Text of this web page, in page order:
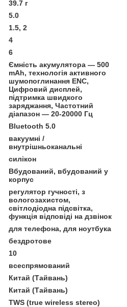
39.7 г
5.0
1.5, 2
4
6
Ємність акумулятора — 500
mAh, технологія активного
шумопоглинання ENC,
Цифровий дисплей,
підтримка швидкого
заряджання, Частотний
діапазон — 20-20000 Гц
Bluetooth 5.0
вакуумні /
внутрішньоканальні
силікон
Вбудований, вбудований у
корпус
регулятор гучності, з
вологозахистом,
світлодіодна підсвітка,
функція відповіді на дзвінок
для телефона, для ноутбука
бездротове
10
всеспрямований
Китай (Тайвань)
Китай (Тайвань)
TWS (true wireless stereo)